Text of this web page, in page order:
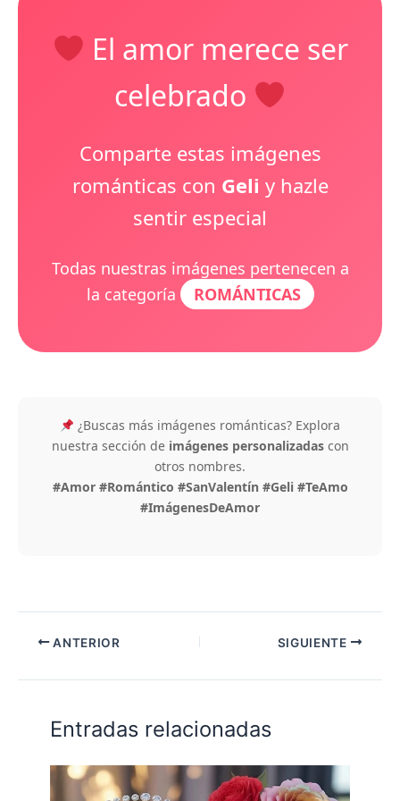
El amor merece ser
celebrado
Comparte estas imágenes
románticas con Geli y hazle
sentir especial
Todas nuestras imágenes pertenecen a
la categoría
ROMÁNTICAS
¿Buscas más imágenes románticas? Explora
nuestra sección de imágenes personalizadascon
otros nombres.
#Amor #Romántico #SanValentín #Geli #TeAmo
#ImágenesDeAmor
ANTERIOR SIGUIENTE
Entradas relacionadas